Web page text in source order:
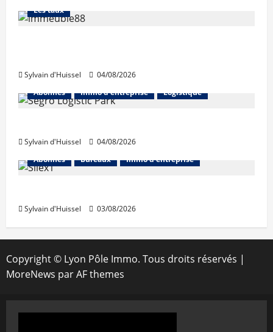
Les taux
Sylvain d'Huissel
04/08/2026
Abonnés
Immo d'entreprise Logistique
Sylvain d'Huissel
04/08/2026
Abonnés
Bureaux Immo d'entreprise
Sylvain d'Huissel 03/08/2026
Copyright © Lyon Pôle Immo. Tous droits réservés |
MoreNews par AF themes